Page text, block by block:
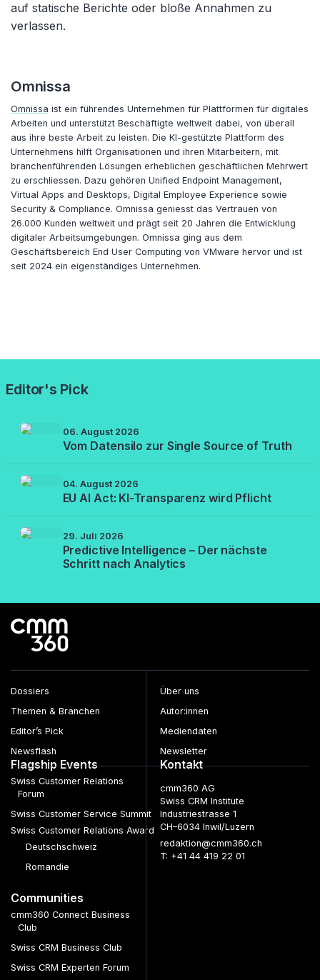
auf statische Berichte oder bloße Annahmen zu
verlassen.
Omnissa
Omnissa ist ein führendes Unternehmen für Plattformen für digitales
Arbeiten und unterstützt Beschäftigte weltweit dabei, von überall
aus ihre beste Arbeit zu leisten. Die KI-gestützte Plattform des
Unternehmens hilft Organisationen und ihren Mitarbeitern, mit
branchenführenden Lösungen erheblichen geschäftlichen Mehrwert
zu erschliessen. Dazu gehören Unified Endpoint Management,
Virtual Apps and Desktops, Digital Employee Experience sowie
Security & Compliance. Omnissa geniesst das Vertrauen von
26.000 Kunden weltweit und prägt seit 20 Jahren die Entwicklung
digitaler Arbeitsumgebungen. Omnissa ging aus dem
Geschäftsbereich End User Computing von VMware hervor und ist
seit 2024 ein eigenständiges Unternehmen.
Editor's Pick
06. August 2026
Vom Datensilo zur Single Source of Truth
04. August 2026
EU AI Act: KI-Transparenz wird Pflicht
29. Juli 2026
Predictive Intelligence – Der nächste
Schritt nach Analytics
Dossiers
Themen & Branchen
Editor’s Pick
Newsflash
Über uns
Autor:innen
Mediendaten
Newsletter
Flagship Events
Swiss Customer Relations
Forum
Swiss Customer Service Summit
Swiss Customer Relations Award
Deutschschweiz
Romandie
Communities
cmm360 Connect Business
Club
Swiss CRM Business Club
Swiss CRM Experten Forum
Kontakt
cmm360 AG
Swiss CRM Institute
Industriestrasse 1
CH–6034 Inwil/Luzern
redaktion@cmm360.ch
T: +41 44 419 22 01